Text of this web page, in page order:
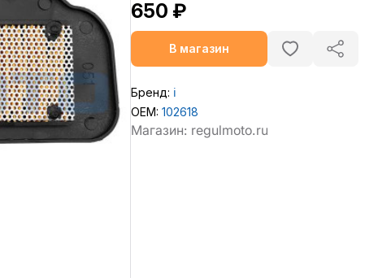
650 ₽
В магазин
Бренд: ℹ️
OEM: 102618